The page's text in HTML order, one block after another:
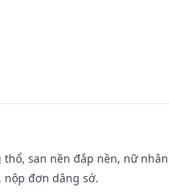
san nền đắp nền, nữ
nộp đơn dâng sớ.